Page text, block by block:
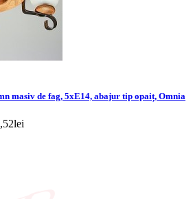
masiv de fag, 5xE14, abajur tip opaiț, Omnia